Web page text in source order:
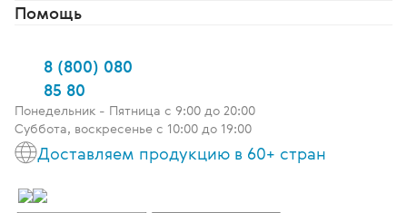
Помощь
8 (800) 080
85 80
Понедельник - Пятница c 9:00 до 20:00
Суббота, воскресенье с 10:00 до 19:00
Доставляем продукцию в 60+ стран